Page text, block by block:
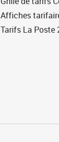
Affiches
Tarifs La Poste